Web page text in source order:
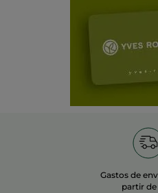
Gastos de
partir